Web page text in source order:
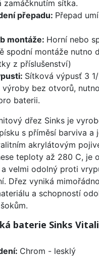
zamáčknutím sítka.
přepadu: Přepad
montáže: Horní nebo
spodní montáže nutno
z příslušenství)
Sítková výpusť 3
výroby bez otvorů,
baterii.
dřez Sinks je
s příměsí barviva a
akrylátovým
teploty až 280 C, je
a velmi odolný proti
Dřez vyniká
a schopností
baterie Sinks
Chrom - lesklý